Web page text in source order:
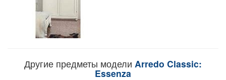
Другие предметы модели Arredo Classic:
Essenza